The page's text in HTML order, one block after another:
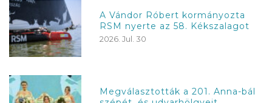
A Vándor Róbert kormányozta
RSM nyerte az 58. Kékszalagot
2026. Jul. 30
Megválasztották a 201. Anna-bál